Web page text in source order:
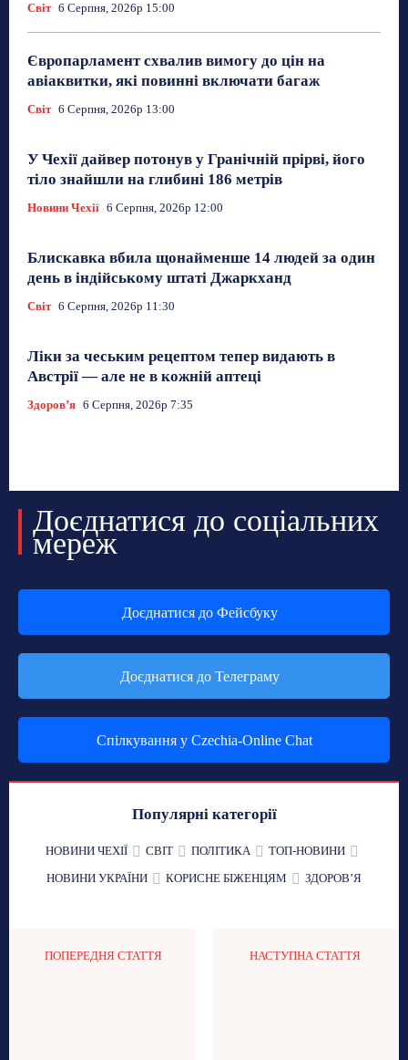
Світ 6 Серпня, 2026р 15:00
Європарламент схвалив вимогу до цін на
авіаквитки, які повинні включати багаж
Світ 6 Серпня, 2026р 13:00
У Чехії дайвер потонув у Гранічній прірві, його
тіло знайшли на глибині 186 метрів
Новини Чехії 6 Серпня, 2026р 12:00
Блискавка вбила щонайменше 14 людей за один
день в індійському штаті Джаркханд
Світ 6 Серпня, 2026р 11:30
Ліки за чеським рецептом тепер видають в
Австрії — але не в кожній аптеці
Здоровʼя 6 Серпня, 2026р 7:35
Доєднатися до соціальних
мереж
Доєднатися до Фейсбуку
Доєднатися до Телеграму
Спілкування у Czechia-Online Chat
Популярні категорії
НОВИНИ ЧЕХІЇ СВІТ ПОЛІТИКА
ТОП-НОВИНИ
НОВИНИ УКРАЇНИ
КОРИСНЕ БІЖЕНЦЯМ ЗДОРОВʼЯ
ПОПЕРЕДНЯ СТАТТЯ НАСТУПНА СТАТТЯ